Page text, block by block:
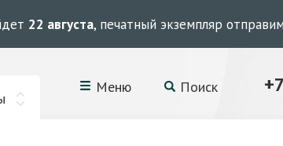
22 августа, печатный экземпляр отправим
Меню Поиск